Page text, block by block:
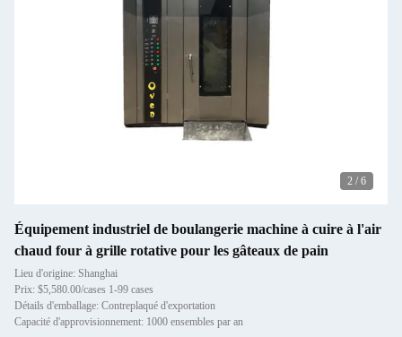
2 / 6
Équipement industriel de boulangerie machine à cuire à l'air
chaud four à grille rotative pour les gâteaux de pain
Lieu d'origine: Shanghai
Prix: $5,580.00/cases 1-99 cases
Détails d'emballage: Contreplaqué d'exportation
Capacité d'approvisionnement: 1000 ensembles par an